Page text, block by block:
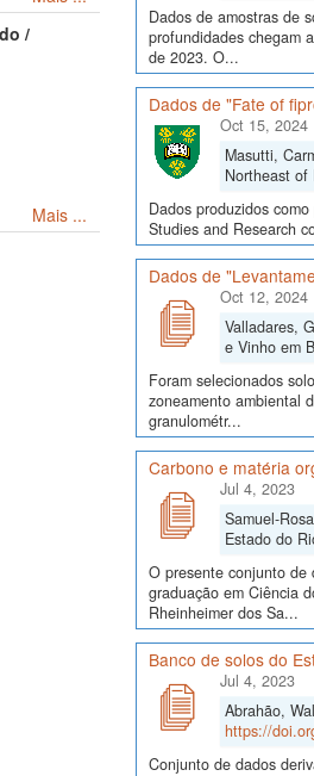
/
Mais ...
Dados de amostras de
profundidades chegam
de 2023. O...
Dados de "Fate of
Oct 15, 2024
Masutti,
Northeast of
Dados produzidos
Studies and Research
Dados de
Oct 12, 2024
Valladares,
e Vinho em
Foram selecionados
zoneamento ambiental
granulométr...
Carbono e matéria
Jul 4, 2023
Samuel-
Estado do
O presente conjunto de
graduação em Ciência
Rheinheimer dos Sa...
Banco de solos do
Jul 4, 2023
Abrahão,
https://
Conjunto de dados